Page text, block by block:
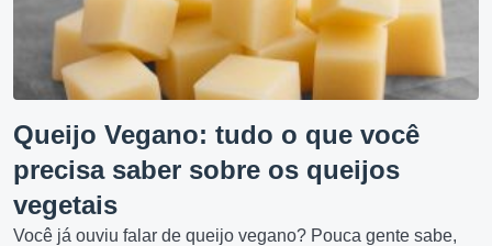
Queijo Vegano: tudo o que você
precisa saber sobre os queijos
vegetais
Você já ouviu falar de queijo vegano? Pouca gente sabe,